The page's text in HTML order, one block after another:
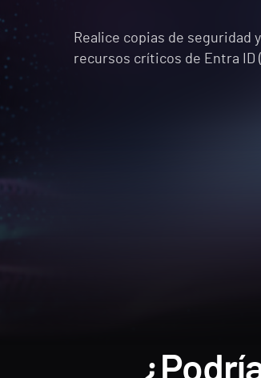
Realice copias de seguridad
recursos críticos de Entra ID